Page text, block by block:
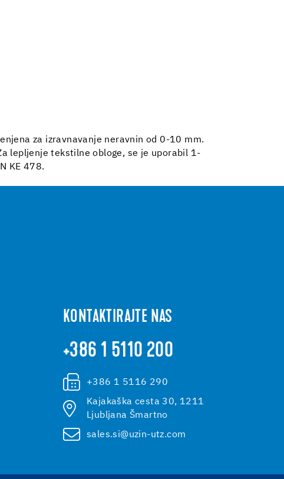
za izravnavanje neravnin od 0-10 mm.
lepljenje tekstilne obloge, se je uporabil 1-
KE 478.
KONTAKTIRAJTE NAS
+386 1 5110 200
+386 1 5116 290
Kajakaška cesta 30, 1211
Ljubljana Šmartno
sales.si@uzin-utz.com